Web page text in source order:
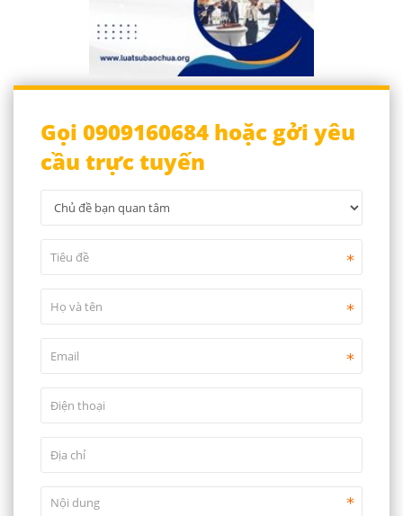
Gọi 0909160684 hoặc gởi yêu
cầu trực tuyến